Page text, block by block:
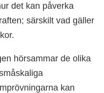
det kan påverka
särskilt vad gäller
hörsammar de olika
kan